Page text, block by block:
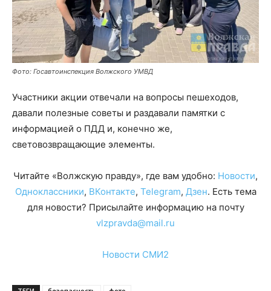
Фото: Госавтоинспекция Волжского УМВД
Участники акции отвечали на вопросы пешеходов,
давали полезные советы и раздавали памятки с
информацией о ПДД и, конечно же,
световозвращающие элементы.
Читайте «Волжскую правду», где вам удобно: Новости,
Одноклассники, ВКонтакте, Telegram, Дзен. Есть тема
для новости? Присылайте информацию на почту
vlzpravda@mail.ru
Новости СМИ2